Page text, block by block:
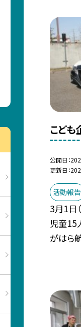
こど
公開日
更新日
活動報告
3月1日
児童15
がはら